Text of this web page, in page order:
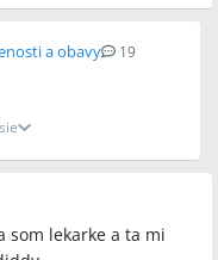
a obavy 19
som lekarke a ta mi